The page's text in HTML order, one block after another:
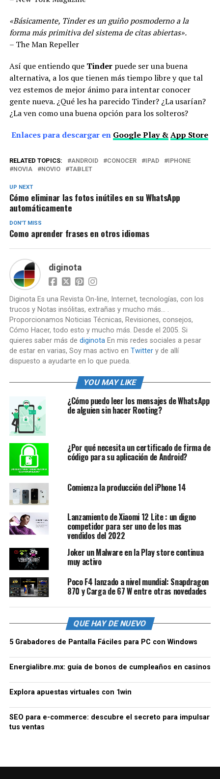
«Básicamente, Tinder es un guiño posmoderno a la
forma más primitiva del sistema de citas abiertas».
– The Man Repeller
Así que entiendo que Tinderpuede ser una buena
alternativa, a los que tienen más tiempo libre y que tal
vez estemos de mejor ánimo para intentar conocer
gente nueva. ¿Qué les ha parecido Tinder? ¿La usarían?
¿La ven como una buena opción para los solteros?
Enlaces para descargar en Google Play & App Store
RELATED TOPICS: ANDROID CONOCER IPAD
IPHONE
NOVIA
NOVIO TABLET
UP NEXT
Cómo eliminar las fotos inútiles en su WhatsApp
automáticamente
DON'T MISS
Como aprender frases en otros idiomas
diginota
Diginota Es una Revista On-line, Internet, tecnologías, con los
trucos y Notas insólitas, extrañas y mucho más... .
Proporcionamos Noticias Técnicas, Revisiones, consejos,
Cómo Hacer, todo esto y mucho más. Desde el 2005. Si
quieres saber más de diginotaEn mis redes sociales a pesar
de estar en varias, Soy mas activo en Twittery de allí
dispuesto a ayudarte en lo que pueda.
YOU MAY LIKE
¿Cómo puedo leer los mensajes de WhatsApp
de alguien sin hacer Rooting?
¿Por qué necesita un certificado de firma de
código para su aplicación de Android?
Comienza la producción del iPhone 14
Lanzamiento de Xiaomi 12 Lite : un digno
competidor para ser uno de los mas
vendidos del 2022
Joker un Malware en la Play store continua
muy activo
Poco F4 lanzado a nivel mundial: Snapdragon
870 y Carga de 67 W entre otras novedades
QUE HAY DE NUEVO
5 Grabadores de Pantalla Fáciles para PC con Windows
Energialibre.mx: guía de bonos de cumpleaños en casinos
Explora apuestas virtuales con 1win
SEO para e-commerce: descubre el secreto para impulsar
tus ventas